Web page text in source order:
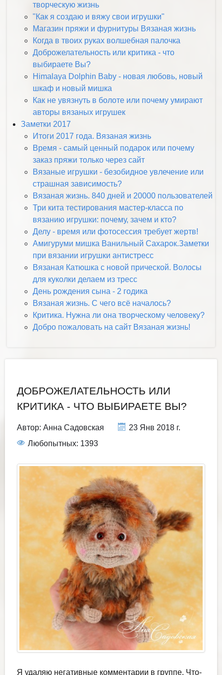
творческую жизнь
"Как я создаю и вяжу свои игрушки"
Магазин пряжи и фурнитуры Вязаная жизнь
Когда в твоих руках волшебная палочка
Доброжелательность или критика - что
выбираете Вы?
Himalaya Dolphin Baby - новая любовь, новый
шкаф и новый мишка
Как не увязнуть в болоте или почему умирают
авторы вязаных игрушек
Заметки 2017
Итоги 2017 года. Вязаная жизнь
Время - самый ценный подарок или почему
заказ пряжи только через сайт
Вязаные игрушки - безобидное увлечение или
страшная зависимость?
Вязаная жизнь. 840 дней и 20000 пользователей
Три кита тестирования мастер-класса по
вязанию игрушки: почему, зачем и кто?
Делу - время или фотосессия требует жертв!
Амигуруми мишка Ванильный Сахарок.Заметки
при вязании игрушки антистресс
Вязаная Катюшка с новой прической. Волосы
для куколки делаем из тресс
День рождения сына - 2 годика
Вязаная жизнь. С чего всё началось?
Критика. Нужна ли она творческому человеку?
Добро пожаловать на сайт Вязаная жизнь!
ДОБРОЖЕЛАТЕЛЬНОСТЬ ИЛИ
КРИТИКА - ЧТО ВЫБИРАЕТЕ ВЫ?
Автор: Анна Садовская
23 Янв 2018 г.
Любопытных: 1393
Я удаляю негативные комментарии в группе. Что-